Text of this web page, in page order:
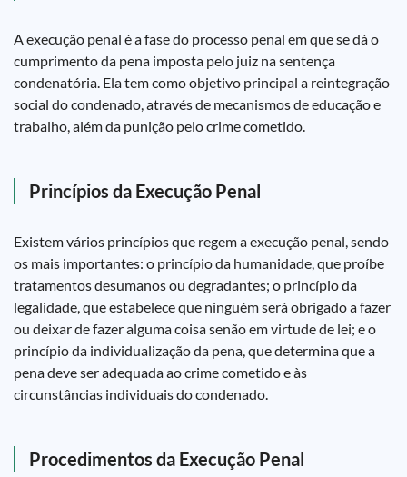
A execução penal é a fase do processo penal em que se dá o
cumprimento da pena imposta pelo juiz na sentença
condenatória. Ela tem como objetivo principal a reintegração
social do condenado, através de mecanismos de educação e
trabalho, além da punição pelo crime cometido.
Princípios da Execução Penal
Existem vários princípios que regem a execução penal, sendo
os mais importantes: o princípio da humanidade, que proíbe
tratamentos desumanos ou degradantes; o princípio da
legalidade, que estabelece que ninguém será obrigado a fazer
ou deixar de fazer alguma coisa senão em virtude de lei; e o
princípio da individualização da pena, que determina que a
pena deve ser adequada ao crime cometido e às
circunstâncias individuais do condenado.
Procedimentos da Execução Penal